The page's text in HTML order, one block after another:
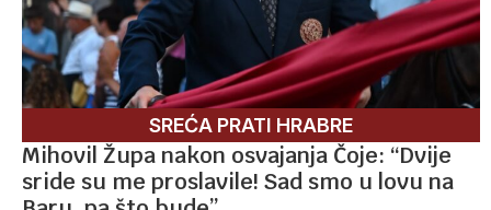
SREĆA PRATI HRABRE
Mihovil Župa nakon osvajanja Čoje: “Dvije
sride su me proslavile! Sad smo u lovu na